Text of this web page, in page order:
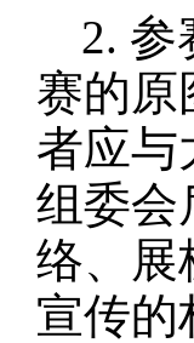
2. 参
赛的原
者应与
组委会
络、展
宣传的